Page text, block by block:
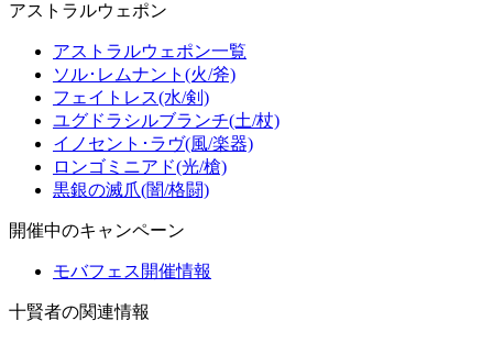
アストラルウェポン
アストラルウェポン一覧
ソル･レムナント(火/斧)
フェイトレス(水/剣)
ユグドラシルブランチ(土/杖)
イノセント･ラヴ(風/楽器)
ロンゴミニアド(光/槍)
黒銀の滅爪(闇/格闘)
開催中のキャンペーン
モバフェス開催情報
十賢者の関連情報